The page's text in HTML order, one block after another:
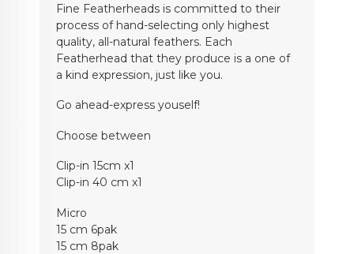
Fine Featherheads is committed to their
process of hand-selecting only highest
quality, all-natural feathers. Each
Featherhead that they produce is a one of
a kind expression, just like you.
Go ahead-express youself!
Choose between
Clip-in 15cm x1
Clip-in 40 cm x1
Micro
15 cm 6pak
15 cm 8pak